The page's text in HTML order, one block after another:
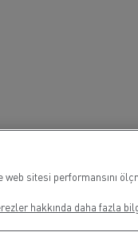
sitesi performansını
hakkında daha fazla